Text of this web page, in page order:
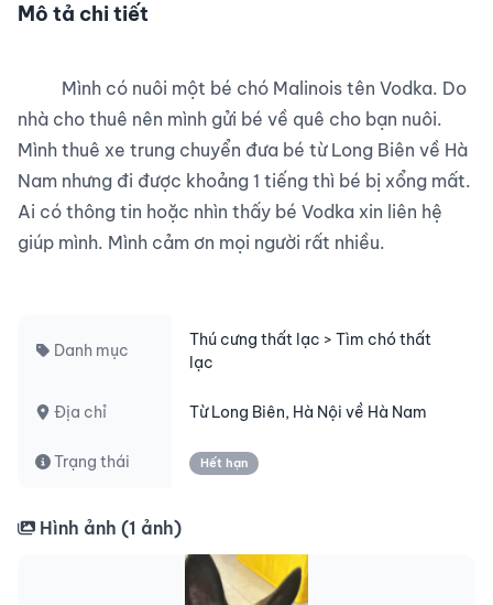
Mô tả chi tiết
nhà cho thuê nên mình gửi bé về quê cho bạn nuôi.
Mình thuê xe trung chuyển đưa bé từ Long Biên về Hà
Nam nhưng đi được khoảng 1 tiếng thì bé bị xổng mất.
Ai có thông tin hoặc nhìn thấy bé Vodka xin liên hệ
giúp mình. Mình cảm ơn mọi người rất nhiều.
Danh mục
Thú cưng thất lạc > Tìm chó thất
lạc
Địa chỉ Từ Long Biên, Hà Nội về Hà Nam
Trạng thái Hết hạn
Hình ảnh (1 ảnh)